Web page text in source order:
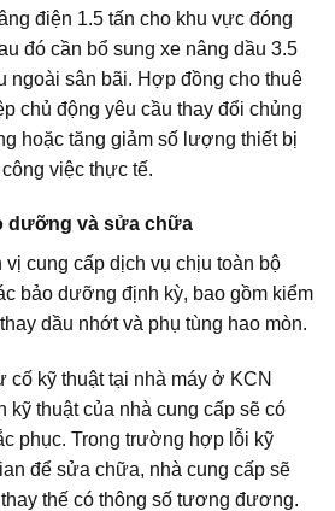
điện 1.5 tấn cho khu vực đóng
đó cần bổ sung xe nâng dầu 3.5
ngoài sân bãi. Hợp đồng cho thuê
chủ động yêu cầu thay đổi chủng
hoặc tăng giảm số lượng thiết bị
việc thực tế.
dưỡng và sửa chữa
cung cấp dịch vụ chịu toàn bộ
bảo dưỡng định kỳ, bao gồm kiểm
dầu nhớt và phụ tùng hao mòn.
cố kỹ thuật tại nhà máy ở KCN
kỹ thuật của nhà cung cấp sẽ có
phục. Trong trường hợp lỗi kỹ
để sửa chữa, nhà cung cấp sẽ
thế có thông số tương đương.